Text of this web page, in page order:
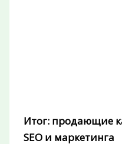
Итог: продающие
SEO и маркетинга